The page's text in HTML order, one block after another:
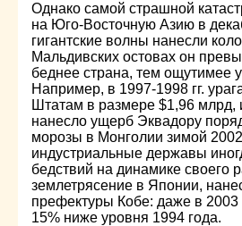
Однако самой страшной
на Юго-Восточную Азию в
гигантские волны нанесли
Мальдивских остовах он
беднее страна, тем ощутимее
Например, в 1997-1998 гг.
Штатам в размере $1,96 млрд,
нанесло ущерб Эквадору
морозы в Монголии зимой
индустриальные державы
бедствий на динамике
землетрясение в Японии,
префектуры Кобе: даже в 2003
15% ниже уровня 1994 года.